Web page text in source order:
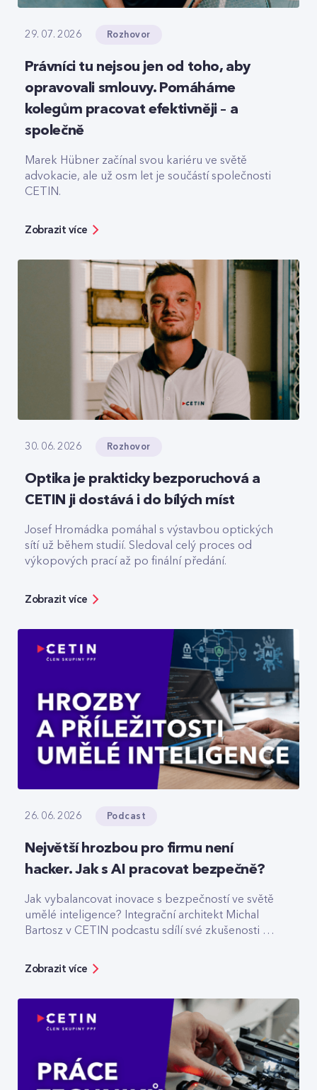
29. 07. 2026 Rozhovor
Právníci tu nejsou jen od toho, aby
opravovali smlouvy. Pomáháme
kolegům pracovat efektivněji – a
společně
Marek Hübner začínal svou kariéru ve světě
advokacie, ale už osm let je součástí společnosti
CETIN.
Zobrazit více
30. 06. 2026 Rozhovor
Optika je prakticky bezporuchová a
CETIN ji dostává i do bílých míst
Josef Hromádka pomáhal s výstavbou optických
sítí už během studií. Sledoval celý proces od
výkopových prací až po finální předání.
Zobrazit více
26. 06. 2026 Podcast
Největší hrozbou pro firmu není
hacker. Jak s AI pracovat bezpečně?
Jak vybalancovat inovace s bezpečností ve světě
umělé inteligence? Integrační architekt Michal
Bartosz v CETIN podcastu sdílí své zkušenosti s
bezpečnosti, ale zároveň ukazuje možnosti, jak
Zobrazit více